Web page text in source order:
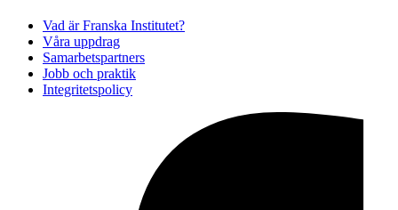
Vad är Franska Institutet?
Våra uppdrag
Samarbetspartners
Jobb och praktik
Integritetspolicy